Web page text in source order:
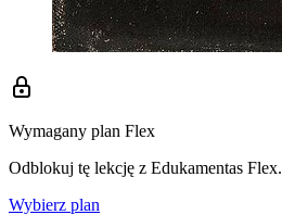
Wymagany plan Flex
Odblokuj tę lekcję z Edukamentas Flex.
Wybierz plan